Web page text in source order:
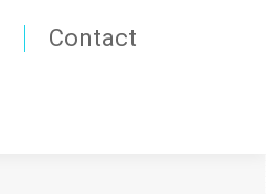
Contact